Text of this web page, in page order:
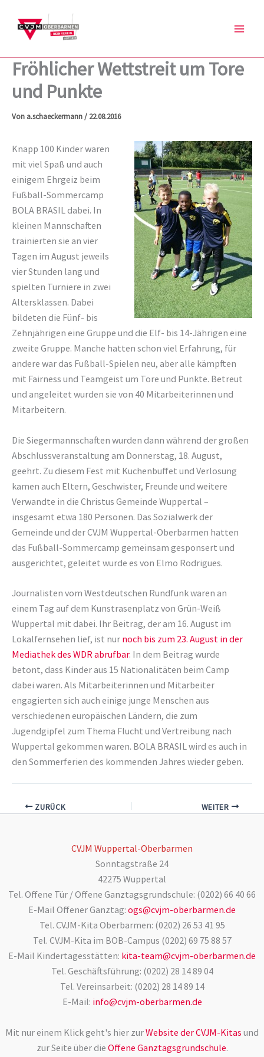
Inhalt
springen
Fröhlicher Wettstreit um Tore
und Punkte
Von a.schaeckermann/22.08.2016
Knapp 100 Kinder waren
mit viel Spaß und auch
einigem Ehrgeiz beim
Fußball-Sommercamp
BOLA BRASIL dabei. In
kleinen Mannschaften
trainierten sie an vier
Tagen im August jeweils
vier Stunden lang und
spielten Turniere in zwei
Altersklassen. Dabei
bildeten die Fünf- bis
Zehnjährigen eine Gruppe und die Elf- bis 14-Jährigen eine
zweite Gruppe. Manche hatten schon viel Erfahrung, für
andere war das Fußball-Spielen neu, aber alle kämpften
mit Fairness und Teamgeist um Tore und Punkte. Betreut
und angeleitet wurden sie von 40 Mitarbeiterinnen und
Mitarbeitern.
Die Siegermannschaften wurden dann während der großen
Abschlussveranstaltung am Donnerstag, 18. August,
geehrt. Zu diesem Fest mit Kuchenbuffet und Verlosung
kamen auch Eltern, Geschwister, Freunde und weitere
Verwandte in die Christus Gemeinde Wuppertal –
insgesamt etwa 180 Personen. Das Sozialwerk der
Gemeinde und der CVJM Wuppertal-Oberbarmen hatten
das Fußball-Sommercamp gemeinsam gesponsert und
ausgerichtet, geleitet wurde es von Elmo Rodrigues.
Journalisten vom Westdeutschen Rundfunk waren an
einem Tag auf dem Kunstrasenplatz von Grün-Weiß
Wuppertal mit dabei. Ihr Beitrag, der am 16. August im
Lokalfernsehen lief, ist nur noch bis zum 23. August in der
Mediathek des WDR abrufbar. In dem Beitrag wurde
betont, dass Kinder aus 15 Nationalitäten beim Camp
dabei waren. Als Mitarbeiterinnen und Mitarbeiter
engagierten sich auch einige junge Menschen aus
verschiedenen europäischen Ländern, die zum
Jugendgipfel zum Thema Flucht und Vertreibung nach
Wuppertal gekommen waren. BOLA BRASIL wird es auch in
den Sommerferien des kommenden Jahres wieder geben.
ZURÜCK WEITER
CVJM Wuppertal-Oberbarmen
Sonntagstraße 24
42275 Wuppertal
Tel. Offene Tür / Offene Ganztagsgrundschule: (0202) 66 40 66
E-Mail Offener Ganztag: ogs@cvjm-oberbarmen.de
Tel. CVJM-Kita Oberbarmen: (0202) 26 53 41 95
Tel. CVJM-Kita im BOB-Campus (0202) 69 75 88 57
E-Mail Kindertagesstätten: kita-team@cvjm-oberbarmen.de
Tel. Geschäftsführung: (0202) 28 14 89 04
Tel. Vereinsarbeit: (0202) 28 14 89 14
E-Mail: info@cvjm-oberbarmen.de
Mit nur einem Klick geht's hier zurWebsite der CVJM-Kitas und
zur Seite über die Offene Ganztagsgrundschule.